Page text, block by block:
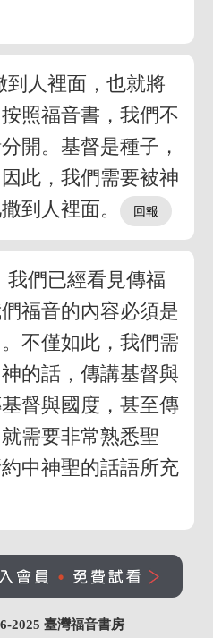
到人裡面，也就將
照福音書，我們不
開。基督是種子，
此，我們需要被神
到人裡面。
我們已經看見傳福
福音的內容必須是
不僅如此，我們需
的話，傳講基督與
督與國度，甚至傳
需要非常熟悉聖
中神聖的話語所充
2025 臺灣福音書房